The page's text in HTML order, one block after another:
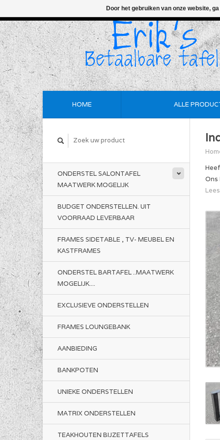
HOME ALLE
ONDERSTEL SALONTAFEL
MAATWERK MOGELIJK
BUDGET ONDERSTELLEN. UIT
VOORRAAD LEVERBAAR
FRAMES SIDETABLE , TV- MEUBEL EN
KASTFRAMES
ONDERSTEL BARTAFEL ..MAATWERK
MOGELIJK....
EXCLUSIEVE ONDERSTELLEN
FRAMES LOUNGEBANK
AANBIEDING
BANKPOTEN
UNIEKE ONDERSTELLEN
MATRIX ONDERSTELLEN
TEAKHOUTEN BIJZETTAFELS
Ons
Door het gebruiken van onze website,